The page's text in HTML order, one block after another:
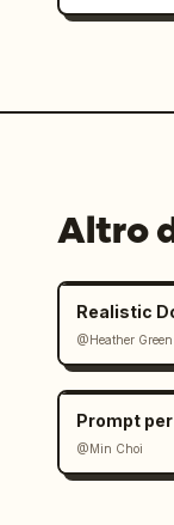
Altro
Realistic
@Heather Green
@Min Choi